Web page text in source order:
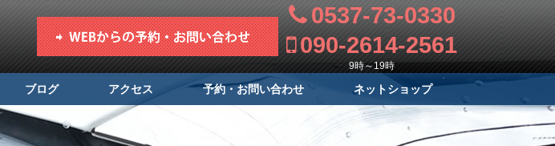
0537-73-0330
090-2614-2561
9時～19時
ブログ アクセス 予約・お問い合わせ ネットショップ